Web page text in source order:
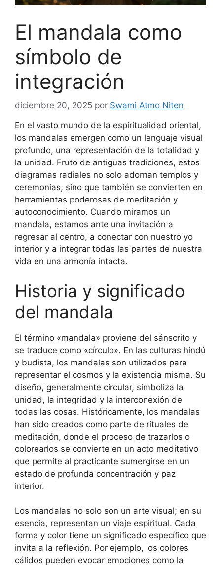
El mandala como
símbolo de
integración
diciembre 20, 2025 por Swami Atmo Niten
En el vasto mundo de la espiritualidad oriental,
los mandalas emergen como un lenguaje visual
profundo, una representación de la totalidad y
la unidad. Fruto de antiguas tradiciones, estos
diagramas radiales no solo adornan templos y
ceremonias, sino que también se convierten en
herramientas poderosas de meditación y
autoconocimiento. Cuando miramos un
mandala, estamos ante una invitación a
regresar al centro, a conectar con nuestro yo
interior y a integrar todas las partes de nuestra
vida en una armonía intacta.
Historia y significado
del mandala
El término «mandala» proviene del sánscrito y
se traduce como «círculo». En las culturas hindú
y budista, los mandalas son utilizados para
representar el cosmos y la existencia misma. Su
diseño, generalmente circular, simboliza la
unidad, la integridad y la interconexión de
todas las cosas. Históricamente, los mandalas
han sido creados como parte de rituales de
meditación, donde el proceso de trazarlos o
colorearlos se convierte en un acto meditativo
que permite al practicante sumergirse en un
estado de profunda concentración y paz
interior.
Los mandalas no solo son un arte visual; en su
esencia, representan un viaje espiritual. Cada
forma y color tiene un significado específico que
invita a la reflexión. Por ejemplo, los colores
cálidos pueden evocar emociones como la